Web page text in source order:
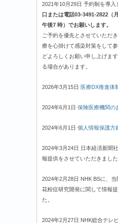
2021年10月29日 予約制を導入
口または電話03-3491-2822（
午後7 時）でお願いします。
ご予約を優先とさせていただ
療を心掛けて感染対策をして
どよろしくお願い申し上げま
る場合があります。
2026年3月15日 医療DX推進体
2024年6月1日 保険医療機関の
2024年6月1日 個人情報保護方
2024年3月24日 日本経済新聞
報提供をさせていただきました
2024年2月28日 NHK BSに、
花粉症研究開発に関して情報
た。
2024年2月27日 NHK総合テレ